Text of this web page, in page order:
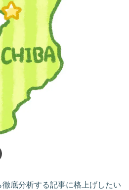
底分析する記事に格上げしたい